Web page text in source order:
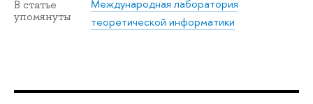
В статье
упомянуты
Международная лаборатория
теоретической информатики